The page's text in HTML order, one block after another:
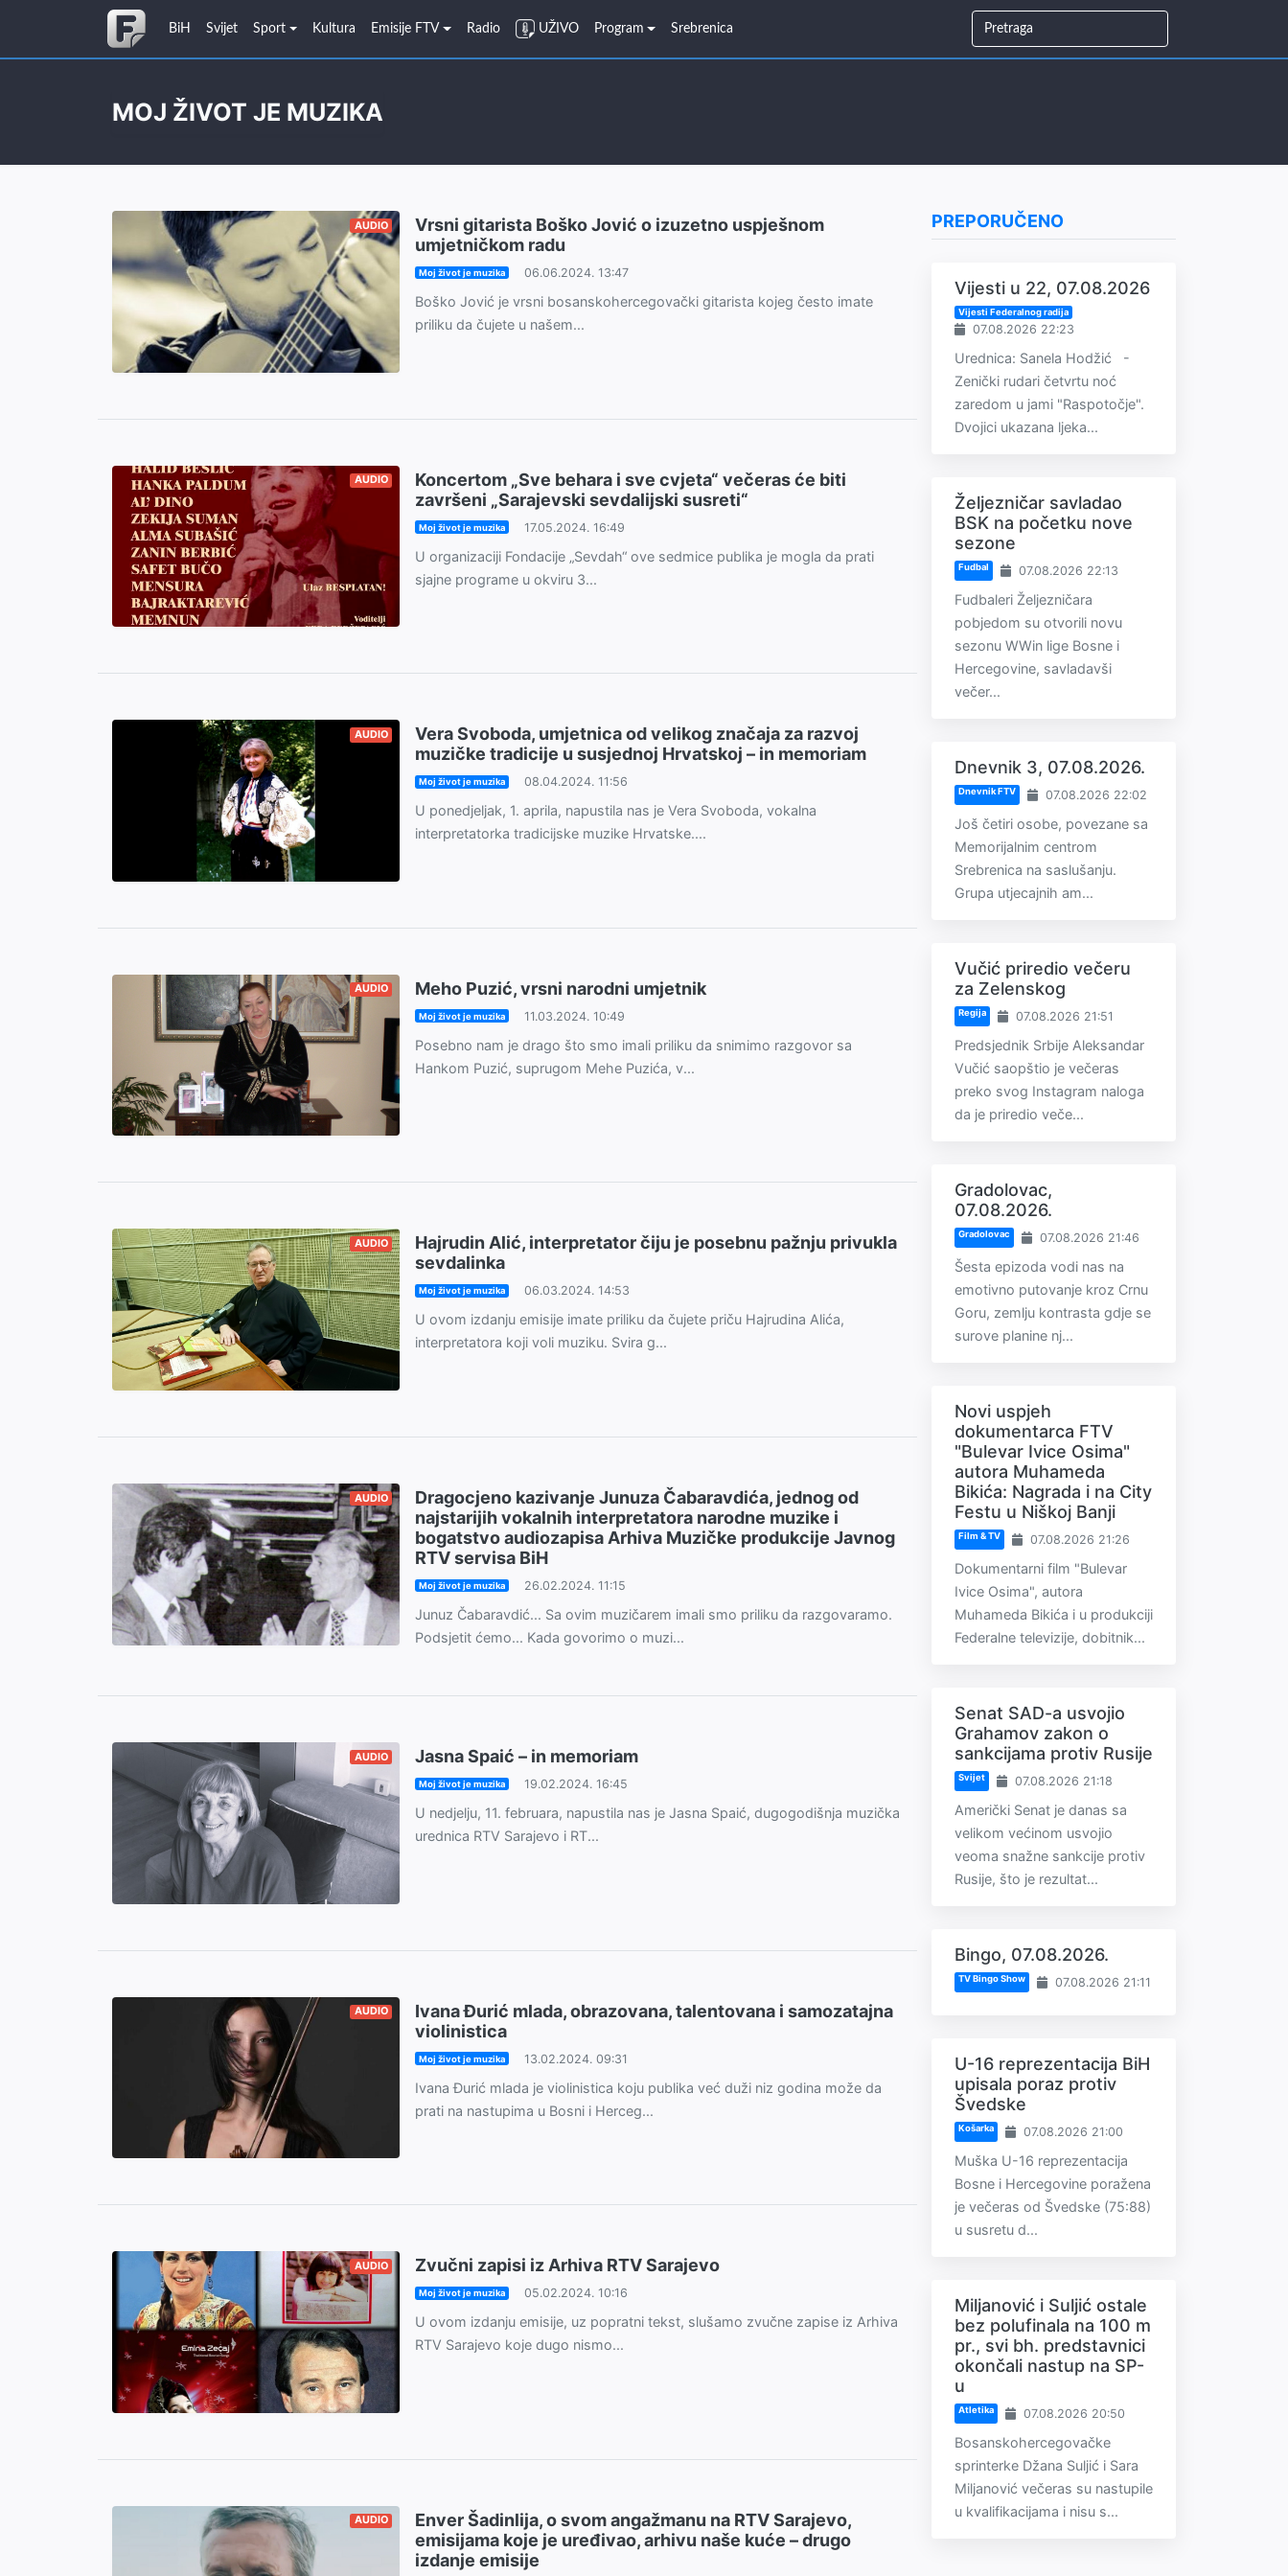
BiH Svijet Sport Kultura Emisije FTV Radio UŽIVO Program Srebrenica
MOJ ŽIVOT JE MUZIKA
AUDIO
Vrsni gitarista Boško Jović o izuzetno uspješnom
umjetničkom radu
Moj život je muzika 06.06.2024. 13:47
Boško Jović je vrsni bosanskohercegovački gitarista kojeg često imate
priliku da čujete u našem...
AUDIO
Koncertom „Sve behara i sve cvjeta“ večeras će biti
završeni „Sarajevski sevdalijski susreti“
Moj život je muzika 17.05.2024. 16:49
U organizaciji Fondacije „Sevdah“ ove sedmice publika je mogla da prati
sjajne programe u okviru 3...
AUDIO
Vera Svoboda, umjetnica od velikog značaja za razvoj
muzičke tradicije u susjednoj Hrvatskoj – in memoriam
Moj život je muzika 08.04.2024. 11:56
U ponedjeljak, 1. aprila, napustila nas je Vera Svoboda, vokalna
interpretatorka tradicijske muzike Hrvatske....
AUDIO Meho Puzić, vrsni narodni umjetnik
Moj život je muzika 11.03.2024. 10:49
Posebno nam je drago što smo imali priliku da snimimo razgovor sa
Hankom Puzić, suprugom Mehe Puzića, v...
AUDIO
Hajrudin Alić, interpretator čiju je posebnu pažnju privukla
sevdalinka
Moj život je muzika 06.03.2024. 14:53
U ovom izdanju emisije imate priliku da čujete priču Hajrudina Alića,
interpretatora koji voli muziku. Svira g...
AUDIO
Dragocjeno kazivanje Junuza Čabaravdića, jednog od
najstarijih vokalnih interpretatora narodne muzike i
bogatstvo audiozapisa Arhiva Muzičke produkcije Javnog
RTV servisa BiH
Moj život je muzika 26.02.2024. 11:15
Junuz Čabaravdić... Sa ovim muzičarem imali smo priliku da razgovaramo.
Podsjetit ćemo... Kada govorimo o muzi...
AUDIO Jasna Spaić – in memoriam
Moj život je muzika 19.02.2024. 16:45
U nedjelju, 11. februara, napustila nas je Jasna Spaić, dugogodišnja muzička
urednica RTV Sarajevo i RT...
AUDIO
Ivana Đurić mlada, obrazovana, talentovana i samozatajna
violinistica
Moj život je muzika 13.02.2024. 09:31
Ivana Đurić mlada je violinistica koju publika već duži niz godina može da
prati na nastupima u Bosni i Herceg...
AUDIO Zvučni zapisi iz Arhiva RTV Sarajevo
Moj život je muzika 05.02.2024. 10:16
U ovom izdanju emisije, uz popratni tekst, slušamo zvučne zapise iz Arhiva
RTV Sarajevo koje dugo nismo...
AUDIO
Enver Šadinlija, o svom angažmanu na RTV Sarajevo,
emisijama koje je uređivao, arhivu naše kuće – drugo
izdanje emisije
PREPORUČENO
Vijesti u 22, 07.08.2026
Vijesti Federalnog radija
07.08.2026 22:23
Urednica: Sanela Hodžić -
Zenički rudari četvrtu noć
zaredom u jami "Raspotočje".
Dvojici ukazana ljeka...
Željezničar savladao
BSK na početku nove
sezone
Fudbal 07.08.2026 22:13
Fudbaleri Željezničara
pobjedom su otvorili novu
sezonu WWin lige Bosne i
Hercegovine, savladavši
večer...
Dnevnik 3, 07.08.2026.
Dnevnik FTV 07.08.2026 22:02
Još četiri osobe, povezane sa
Memorijalnim centrom
Srebrenica na saslušanju.
Grupa utjecajnih am...
Vučić priredio večeru
za Zelenskog
Regija 07.08.2026 21:51
Predsjednik Srbije Aleksandar
Vučić saopštio je večeras
preko svog Instagram naloga
da je priredio veče...
Gradolovac,
07.08.2026.
Gradolovac 07.08.2026 21:46
Šesta epizoda vodi nas na
emotivno putovanje kroz Crnu
Goru, zemlju kontrasta gdje se
surove planine nj...
Novi uspjeh
dokumentarca FTV
"Bulevar Ivice Osima"
autora Muhameda
Bikića: Nagrada i na City
Festu u Niškoj Banji
Film & TV 07.08.2026 21:26
Dokumentarni film "Bulevar
Ivice Osima", autora
Muhameda Bikića i u produkciji
Federalne televizije, dobitnik...
Senat SAD-a usvojio
Grahamov zakon o
sankcijama protiv Rusije
Svijet 07.08.2026 21:18
Američki Senat je danas sa
velikom većinom usvojio
veoma snažne sankcije protiv
Rusije, što je rezultat...
Bingo, 07.08.2026.
TV Bingo Show 07.08.2026 21:11
U-16 reprezentacija BiH
upisala poraz protiv
Švedske
Košarka 07.08.2026 21:00
Muška U-16 reprezentacija
Bosne i Hercegovine poražena
je večeras od Švedske (75:88)
u susretu d...
Miljanović i Suljić ostale
bez polufinala na 100 m
pr., svi bh. predstavnici
okončali nastup na SP-
u
Atletika 07.08.2026 20:50
Bosanskohercegovačke
sprinterke Džana Suljić i Sara
Miljanović večeras su nastupile
u kvalifikacijama i nisu s...